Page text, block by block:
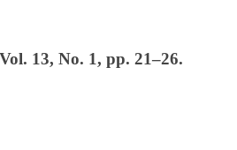
13, No. 1, pp. 21–26.